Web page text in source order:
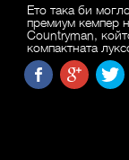
Ето така би
премиум кемпер
Countryman,
компактната